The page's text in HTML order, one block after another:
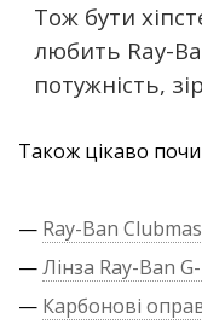
Тож бути
любить Ray-
потужність,
Також цікаво
— Ray-Ban
—Лінза Ray-Ban
— Карбонові